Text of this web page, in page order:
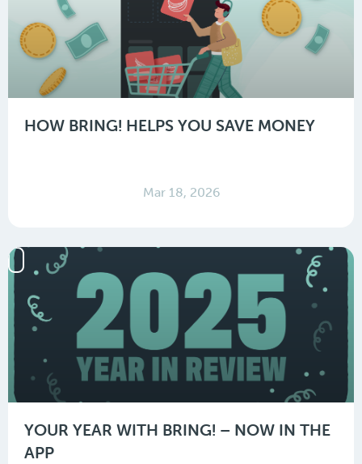
HOW BRING! HELPS YOU SAVE MONEY
Mar 18, 2026
YOUR YEAR WITH BRING! – NOW IN THE
APP